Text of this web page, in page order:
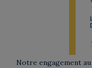
Notre engagement